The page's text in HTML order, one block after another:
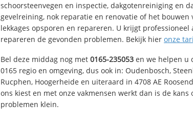
schoorsteenvegen en inspectie, dakgotenreiniging en
gevelreining, nok reparatie en renovatie of het bouwen
lekkages opsporen en repareren. U krijgt professioneel
repareren de gevonden problemen. Bekijk hier onze
Bel deze middag nog met 0165-235053 en we helpen u
0165 regio en omgeving, dus ook in: Oudenbosch,
Rucphen, Hoogerheide en uiteraard in 4708 AE
ons kiest en met onze vakmensen werkt dan is de kans
problemen klein.